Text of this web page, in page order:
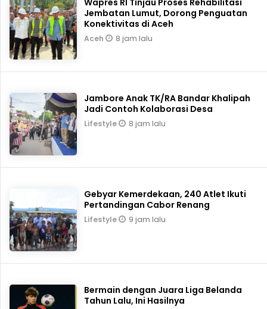
Wapres RI Tinjau Proses Rehabilitasi
Jembatan Lumut, Dorong Penguatan
Konektivitas di Aceh
Aceh 8 jam lalu
Jambore Anak TK/RA Bandar Khalipah
Jadi Contoh Kolaborasi Desa
Lifestyle 8 jam lalu
Gebyar Kemerdekaan, 240 Atlet Ikuti
Pertandingan Cabor Renang
Lifestyle 9 jam lalu
Bermain dengan Juara Liga Belanda
Tahun Lalu, Ini Hasilnya